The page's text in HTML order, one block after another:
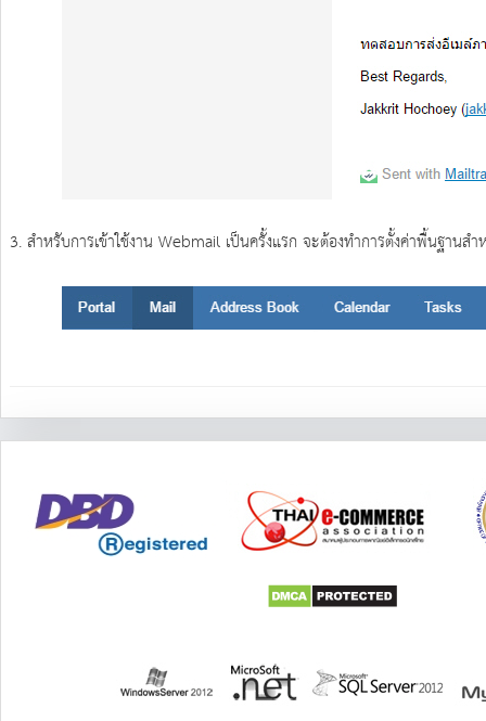
3. สำหรับการเข้าใช้งาน Webmail เป็นครั้งแรก จะต้องทำการตั้งค่าพื้นฐา